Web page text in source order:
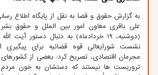
به گزارش حقوق و قضا به نقل از پایگاه اطلاع
علی باقری معاون امور بین الملل و حقوق بشر
(دوشنبه، ۱۹ خردادماه) به دنبال دستور
نشست شورایعالی قوه قضائیه برای پیگیری
مجرمان اقتصادی، تصریح کرد: بعضی از کشورهای
تروریست ها نیستند که دستشان به خون مردم